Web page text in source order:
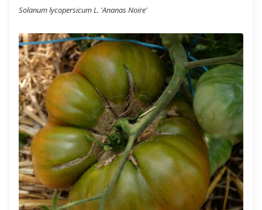
Solanum lycopersicum L. 'Ananas Noire'